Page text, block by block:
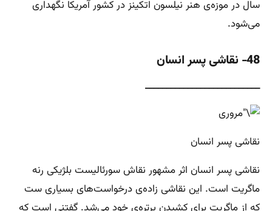
سال در موزه‌ی هنر نیلسون اتکینز در کشور آمریکا نگهداری
می‌شود.
48- نقاشی پسر انسان
___________________________
نقاشی پسر انسان
نقاشی پسر انسان اثر مشهور نقاش سورئالیست بلژیکی رنه
ماگریت است. این نقاشی زاده‌ی درخواست‌های بسیاری ست
که از ماگریت برای کشیدن پرتره‌ی خود می‌شد. گفتنی است که